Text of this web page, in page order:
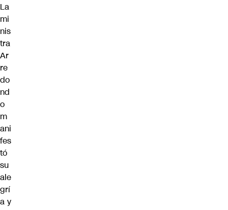
La
mi
nis
tra
Ar
re
do
nd
o
m
ani
fes
tó
su
ale
grí
a y